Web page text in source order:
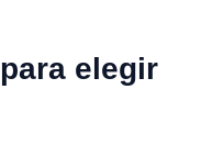
elegir